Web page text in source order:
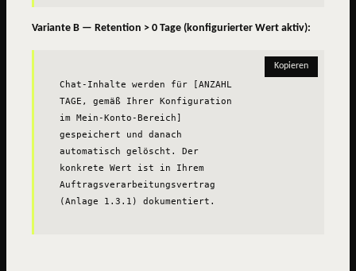
Variante B — Retention > 0 Tage (konfigurierter Wert aktiv):
Kopieren
Chat-Inhalte werden für [ANZAHL
TAGE, gemäß Ihrer Konfiguration
im Mein-Konto-Bereich]
gespeichert und danach
automatisch gelöscht. Der
konkrete Wert ist in Ihrem
Auftragsverarbeitungsvertrag
(Anlage 1.3.1) dokumentiert.